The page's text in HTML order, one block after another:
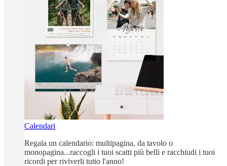
Calendari
Regala un calendario: multipagina, da tavolo o
monopagina...raccogli i tuoi scatti più belli e racchiudi i tuoi
ricordi per riviverli tutto l'anno!